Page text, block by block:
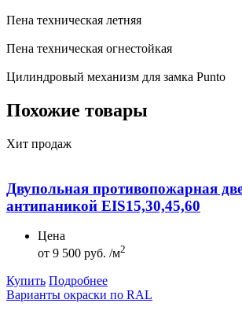
Пена техническая летняя
Пена техническая огнестойкая
Цилиндровый механизм для замка Punto
Похожие товары
Хит продаж
Двупольная противопожарная
антипаникой EIS15,30,45,60
Цена
от 9 500 руб. /м2
Купить Подробнее
Варианты окраски по RAL